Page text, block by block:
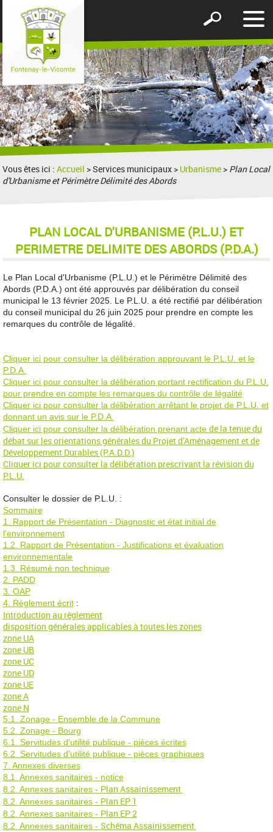
le
Afficher
formulaire
de
recherche
Vous êtes ici :Accueil > Services municipaux > Urbanisme > Plan Local
d'Urbanisme et Périmètre Délimité des Abords
PLAN LOCAL D'URBANISME (P.L.U.) ET
PERIMETRE DELIMITE DES ABORDS (P.D.A.)
Le Plan Local d'Urbanisme (P.L.U.) et le Périmètre Délimité des
Abords (P.D.A.) ont été approuvés par délibération du conseil
municipal le 13 février 2025. Le P.L.U. a été rectifié par délibération
du conseil municipal du 26 juin 2025 pour prendre en compte les
remarques du contrôle de légalité.
Cliquer ici pour consulter la délibération approuvant le P.L.U. et le
P.D.A.
Cliquer ici pour consulter la délibération portant rectification du P.L.U.
pour prendre en compte les remarques du contrôle de légalité
Cliquer ici pour consulter la délibération arrêtant le projet de P.L.U. et
donnant un avis sur le P.D.A.
Cliquer ici pour consulter la délibération prenant acte de la tenue du
débat sur les orientations générales du Projet d’Aménagement et de
Développement Durables (P.A.D.D.)
Cliquer ici pour consulter la délibération prescrivant la révision du
P.L.U.
Consulter le dossier de P.L.U. :
Sommaire
1. Rapport de Présentation - Diagnostic et état initial de
l'environnement
1.2. Rapport de Présentation - Justifications et évaluation
environnementale
1.3. Résumé non technique
2. PADD
3. OAP
4. Règlement écrit:
Introduction au règlement
disposition générales applicables à toutes les zones
zone UA
zone UB
zone UC
zone UD
zone UE
zone A
zone N
5.1. Zonage - Ensemble de la Commune
5.2. Zonage - Bourg
6.1. Servitudes d'utilité publique - pièces écrites
6.2. Servitudes d'utilité publique - pièces graphiques
7. Annexes diverses
8.1. Annexes sanitaires - notice
8.2. Annexes sanitaires - Plan Assainissement
8.2. Annexes sanitaires - Plan EP 1
8.2. Annexes sanitaires - Plan EP 2
8.2. Annexes sanitaires - Schéma Assainissement